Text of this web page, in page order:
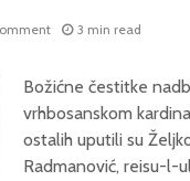
3 min read
Božićne čestitke
vrhbosanskom
ostalih uputili su
Radmanović, reisu-l-